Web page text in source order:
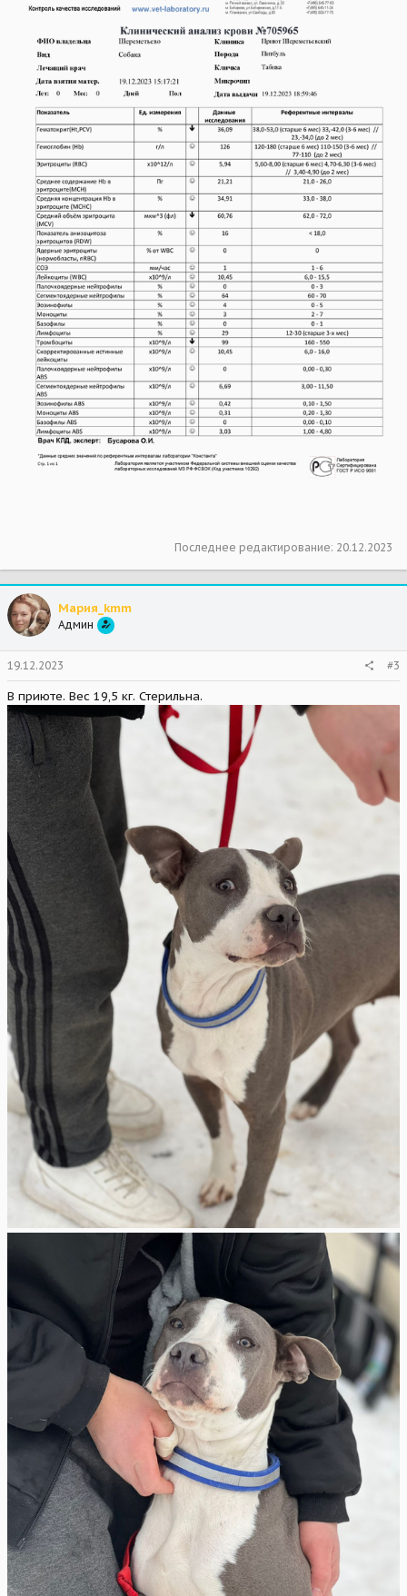
Последнее редактирование: 20.12.2023
Мария_kmm
Админ
19.12.2023 #3
В приюте. Вес 19,5 кг. Стерильна.